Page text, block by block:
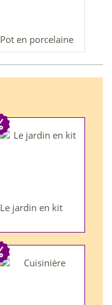
Pot en porcelaine
Le jardin en kit